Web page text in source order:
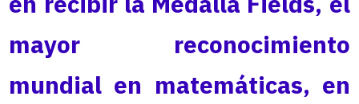
mayor reconocimiento
mundial en matemáticas, en